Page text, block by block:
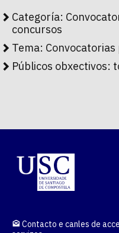
Categoría:
concursos
Tema:
Públicos obxectivos:
Contacto e canles de